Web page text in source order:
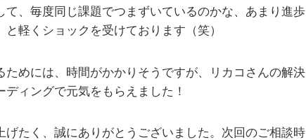
て、毎度同じ課題でつまずいているのかな、あまり進歩
と軽くショックを受けております（笑）
ためには、時間がかかりそうですが、リカコさんの解決
ィングで元気をもらえました！
げたく、誠にありがとうございました。次回のご相談時